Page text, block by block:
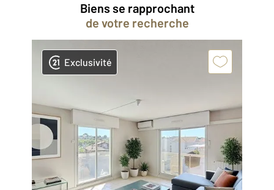
Biens se rapprochant
de votre recherche
Exclusivité